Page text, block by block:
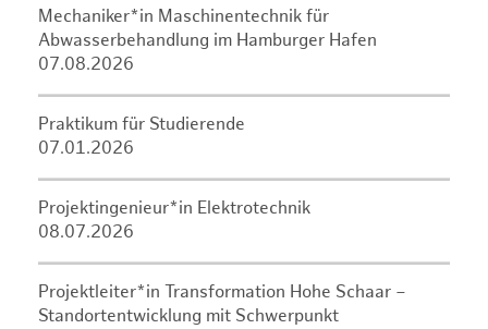
Mechaniker*in Maschinentechnik für
Abwasserbehandlung im Hamburger Hafen
07.08.2026
Praktikum für Studierende
07.01.2026
Projektingenieur*in Elektrotechnik
08.07.2026
Projektleiter*in Transformation Hohe Schaar –
Standortentwicklung mit Schwerpunkt